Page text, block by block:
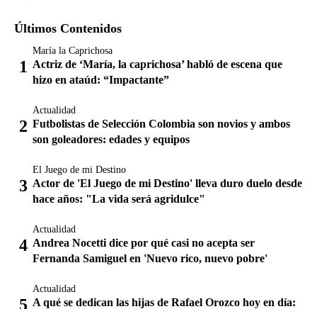
Últimos Contenidos
María la Caprichosa
Actriz de ‘María, la caprichosa’ habló de escena que
hizo en ataúd: “Impactante”
Actualidad
Futbolistas de Selección Colombia son novios y ambos
son goleadores: edades y equipos
El Juego de mi Destino
Actor de 'El Juego de mi Destino' lleva duro duelo desde
hace años: "La vida será agridulce"
Actualidad
Andrea Nocetti dice por qué casi no acepta ser
Fernanda Samiguel en 'Nuevo rico, nuevo pobre'
Actualidad
A qué se dedican las hijas de Rafael Orozco hoy en día: